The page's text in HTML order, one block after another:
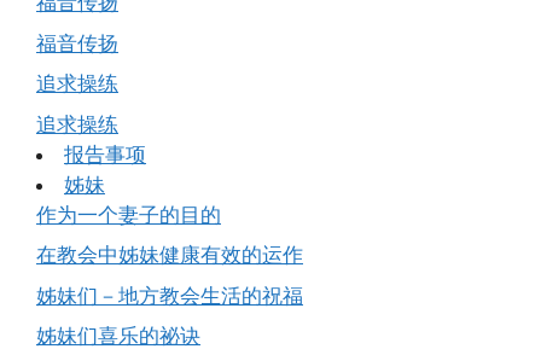
福音传扬
追求操练
追求操练
报告事项
姊妹
作为一个妻子的目的
在教会中姊妹健康有效的运作
姊妹们－地方教会生活的祝福
姊妹们喜乐的祕诀